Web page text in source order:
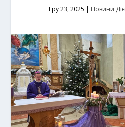
Гру 23, 2025 | Новини